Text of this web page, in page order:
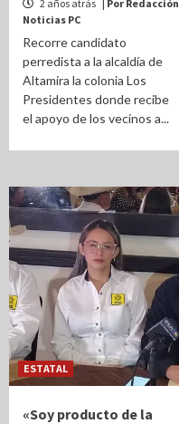
2 años atrás | Por Redacción
Noticias PC
Recorre candidato
perredista a la alcaldía de
Altamira la colonia Los
Presidentes donde recibe
el apoyo de los vecinos a...
ESTATAL
«Soy producto de la